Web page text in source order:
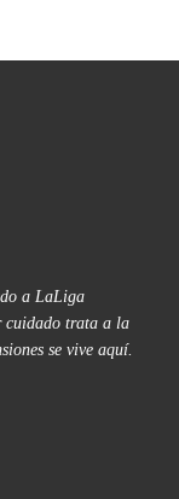
a LaLiga
cuidado trata a la
se vive aquí.